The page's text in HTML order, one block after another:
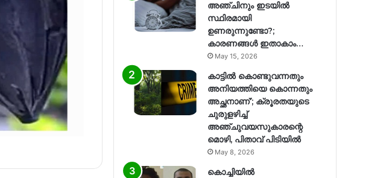
അഞ്ചിനും ഇടയിൽ
സ്ഥിരമായി
ഉണരുന്നുണ്ടോ?;
കാരണങ്ങള്‍ ഇതാകാം…
May 15, 2026
കാട്ടിൽ കൊണ്ടുവന്നതും
അനിയത്തിയെ കൊന്നതും
അച്ഛനാണ്’; ക്രൂരതയുടെ
ചുരുളഴിച്ച്
അഞ്ചുവയസുകാരന്റെ
മൊഴി, പിതാവ് പിടിയിൽ
May 8, 2026
കൊച്ചിയിൽ